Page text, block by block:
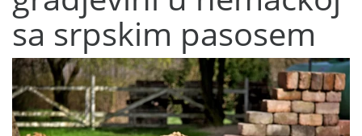
sa srpskim pasosem